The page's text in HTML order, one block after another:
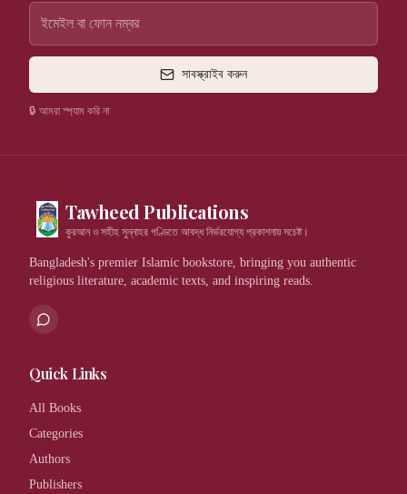
সাবস্ক্রাইব করুন
🔒 আমরা স্প্যাম করি না
Tawheed Publications
কুরআন ও সহীহ সুন্নাহর গণ্ডিতে আবদ্ধ নির্ভরযোগ্য প্রকাশনায় সচেষ্ট।
Bangladesh's premier Islamic bookstore, bringing you authentic
religious literature, academic texts, and inspiring reads.
Quick Links
All Books
Categories
Authors
Publishers